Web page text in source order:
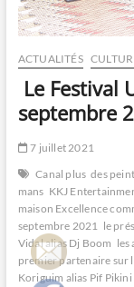
ACTUALITÉS
Le Festival
septembre
7 juillet 2021
Canal plus des
mans KKJ
maison Excellence
septembre 2021 le
Vidal alias Dj Boom les
premier partenaire sur
Koriguim alias Pif Pikini